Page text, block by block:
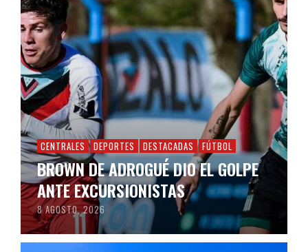
CENTRALES DEPORTES DESTACADAS FÚTBOL
BROWN DE ADROGUÉ DIO EL GOLPE
ANTE EXCURSIONISTAS
8 AGOSTO, 2026